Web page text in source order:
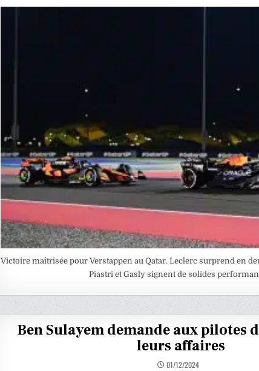
Victoire maîtrisée pour Verstappen au Qatar. Leclerc surprend en
Piastri et Gasly signent de solides
Ben Sulayem demande aux pilotes
leurs affaires
01/12/2024